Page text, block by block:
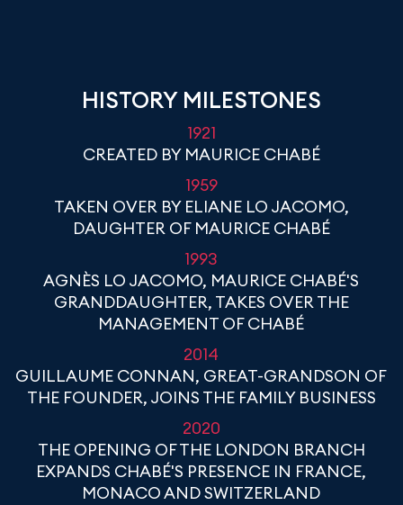
HISTORY MILESTONES
1921
CREATED BY MAURICE CHABÉ
1959
TAKEN OVER BY ELIANE LO JACOMO,
DAUGHTER OF MAURICE CHABÉ
1993
AGNÈS LO JACOMO, MAURICE CHABÉ'S
GRANDDAUGHTER, TAKES OVER THE
MANAGEMENT OF CHABÉ
2014
GUILLAUME CONNAN, GREAT-GRANDSON OF
THE FOUNDER, JOINS THE FAMILY BUSINESS
2020
THE OPENING OF THE LONDON BRANCH
EXPANDS CHABÉ'S PRESENCE IN FRANCE,
MONACO AND SWITZERLAND